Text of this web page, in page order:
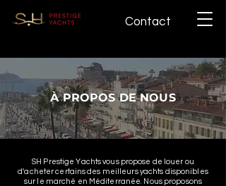
Contact
À PROPOS DE NOUS
SH Prestige Yachts vous propose de louer ou
d'acheter certains des meilleurs yachts disponibles
sur le marché en Méditerranée. Nous proposons